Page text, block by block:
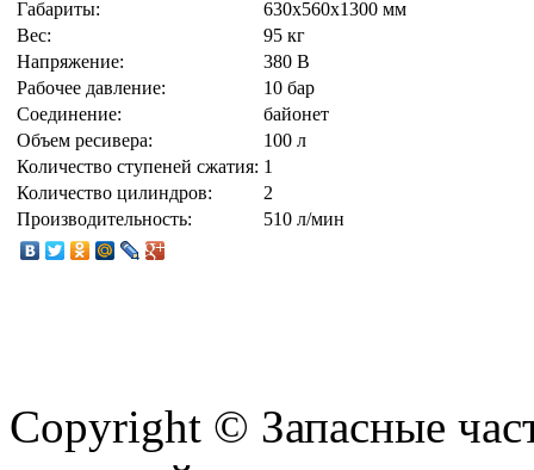
Габариты:
630х560х1300 мм
Вес:
95 кг
Напряжение:
380 В
Рабочее давление:
10 бар
Соединение:
байонет
Объем ресивера:
100 л
Количество ступеней сжатия: 1
Количество цилиндров:
2
Производительность:
510 л/мин
Copyright © Запасные